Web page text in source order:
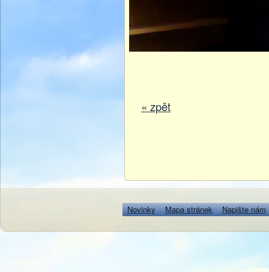
« zpět
Novinky Mapa stránek Napište nám